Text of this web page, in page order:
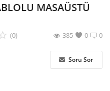
MASAÜSTÜ
0
(0) 0
385
Soru Sor